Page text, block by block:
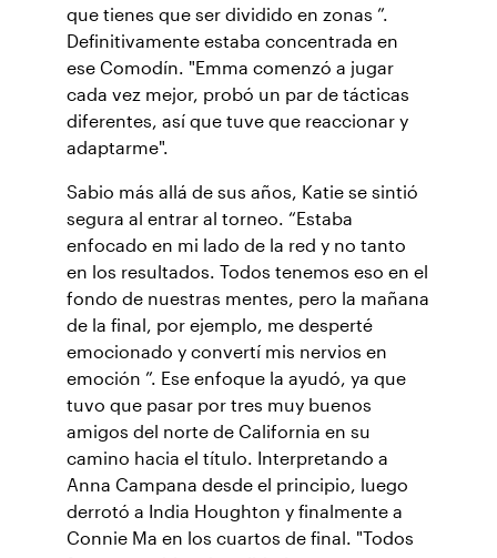
que tienes que ser dividido en zonas ”.
Definitivamente estaba concentrada en
ese Comodín. "Emma comenzó a jugar
cada vez mejor, probó un par de tácticas
diferentes, así que tuve que reaccionar y
adaptarme".
Sabio más allá de sus años, Katie se sintió
segura al entrar al torneo. “Estaba
enfocado en mi lado de la red y no tanto
en los resultados. Todos tenemos eso en el
fondo de nuestras mentes, pero la mañana
de la final, por ejemplo, me desperté
emocionado y convertí mis nervios en
emoción ”. Ese enfoque la ayudó, ya que
tuvo que pasar por tres muy buenos
amigos del norte de California en su
camino hacia el título. Interpretando a
Anna Campana desde el principio, luego
derrotó a India Houghton y finalmente a
Connie Ma en los cuartos de final. "Todos